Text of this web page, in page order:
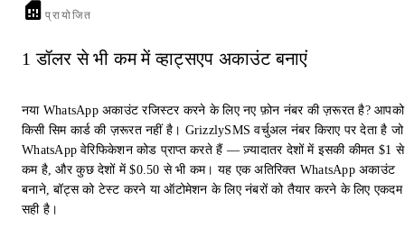
प्रायोजित
1 डॉलर से भी कम में व्हाट्सएप अकाउंट बनाएं
नया WhatsApp अकाउंट रजिस्टर करने के लिए नए फ़ोन नंबर की ज़रूरत है? आपको
किसी सिम कार्ड की ज़रूरत नहीं है। GrizzlySMS वर्चुअल नंबर किराए पर देता है जो
WhatsApp वेरिफिकेशन कोड प्राप्त करते हैं — ज़्यादातर देशों में इसकी कीमत $1 से
कम है, और कुछ देशों में $0.50 से भी कम। यह एक अतिरिक्त WhatsApp अकाउंट
बनाने, बॉट्स को टेस्ट करने या ऑटोमेशन के लिए नंबरों को तैयार करने के लिए एकदम
सही है।